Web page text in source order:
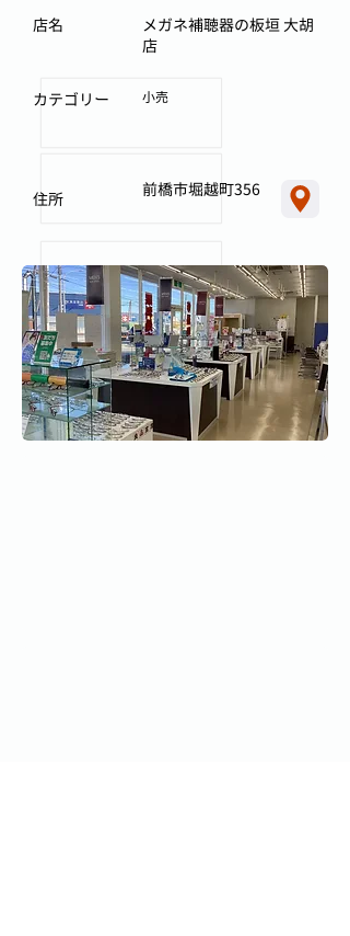
メガネ補聴器の板垣 大胡
店
店名
小売
カテゴリー
前橋市堀越町356
住所